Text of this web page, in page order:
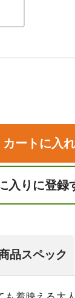
カートに入
入りに登録
品スペック